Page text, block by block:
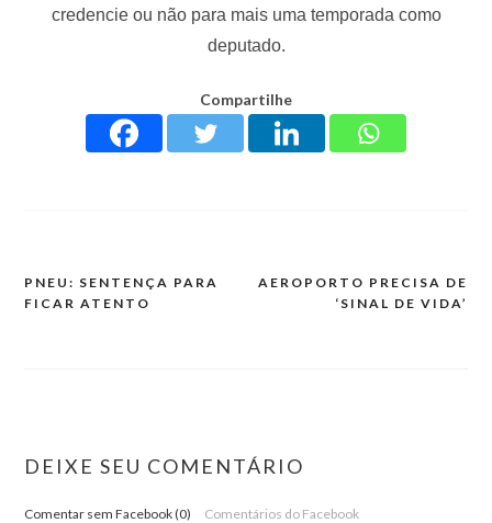
credencie ou não para mais uma temporada como
deputado.
Compartilhe
PNEU: SENTENÇA PARA
FICAR ATENTO
AEROPORTO PRECISA DE
‘SINAL DE VIDA’
DEIXE SEU COMENTÁRIO
Comentar sem Facebook (0) Comentários do Facebook